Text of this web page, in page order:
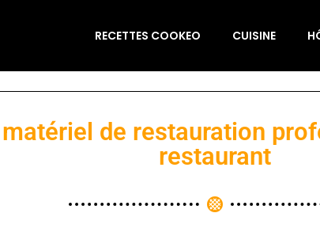
RECETTES COOKEO CUISINE
matériel de restauration
restaurant